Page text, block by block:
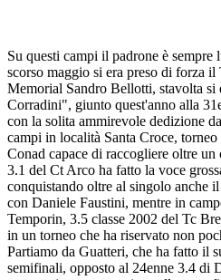
Su questi campi il padrone è
scorso maggio si era preso di forza
Memorial Sandro Bellotti, stavolta si
Corradini", giunto quest'anno alla
con la solita ammirevole dedizione
campi in località Santa Croce,
Conad capace di raccogliere oltre
3.1 del Ct Arco ha fatto la voce
conquistando oltre al singolo anche
con Daniele Faustini, mentre in
Temporin, 3.5 classe 2002 del Tc
in un torneo che ha riservato non
Partiamo da Guatteri, che ha fatto il
semifinali, opposto al 24enne 3.4 di